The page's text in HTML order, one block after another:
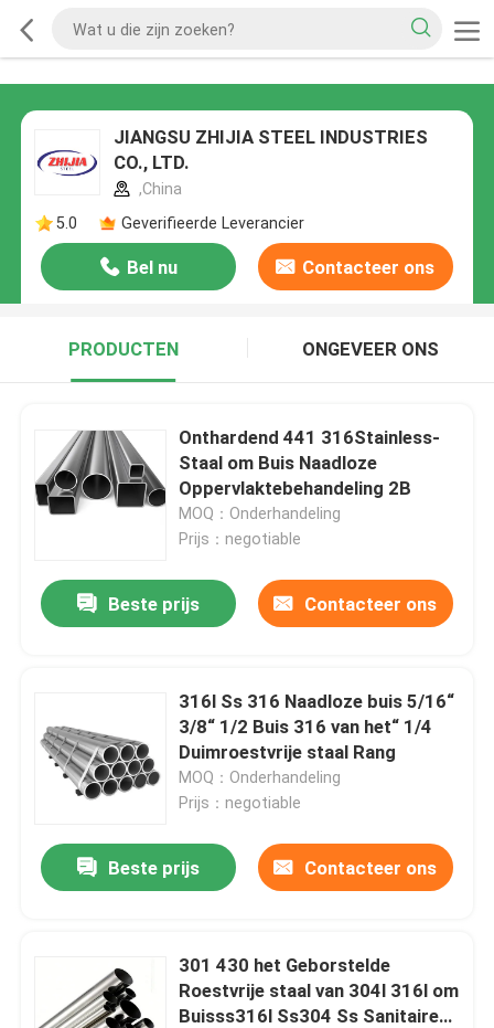
JIANGSU ZHIJIA STEEL INDUSTRIES
CO., LTD.
,China
5.0
Geverifieerde Leverancier
Bel nu Contacteer ons
PRODUCTEN ONGEVEER ONS
Onthardend 441 316Stainless-
Staal om Buis Naadloze
Oppervlaktebehandeling 2B
MOQ：Onderhandeling
Prijs：negotiable
Beste prijs Contacteer ons
316l Ss 316 Naadloze buis 5/16“
3/8“ 1/2 Buis 316 van het“ 1/4
Duimroestvrije staal Rang
MOQ：Onderhandeling
Prijs：negotiable
Beste prijs Contacteer ons
301 430 het Geborstelde
Roestvrije staal van 304l 316l om
Buisss316l Ss304 Ss Sanitaire